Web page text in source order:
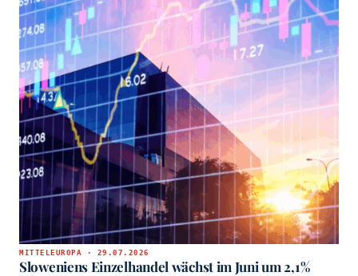
MITTELEUROPA · 29.07.2026
Sloweniens Einzelhandel wächst im Juni um 2,1%